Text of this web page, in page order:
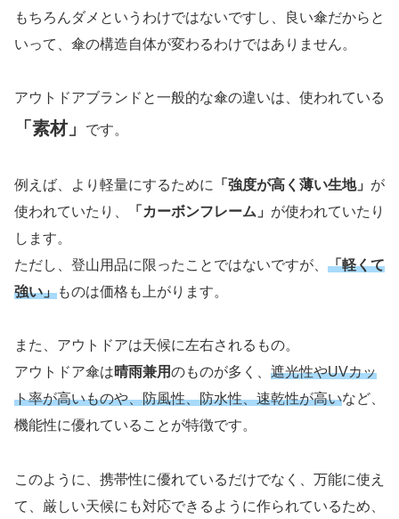
もちろんダメというわけではないですし、良い傘だからと
いって、傘の構造自体が変わるわけではありません。
アウトドアブランドと一般的な傘の違いは、使われている
「素材」 です。
例えば、より軽量にするために 「強度が高く薄い生地」 が
使われていたり、
「カーボンフレーム」 が使われていたり
します。
ただし、登山用品に限ったことではないですが、 「軽くて
強い」ものは価格も上がります。
また、アウトドアは天候に左右されるもの。
アウトドア傘は晴雨兼用のものが多く、 遮光性やUVカッ
ト率が高いものや、防風性、防水性、速乾性が高いなど、
機能性に優れていることが特徴です。
このように、携帯性に優れているだけでなく、万能に使え
て、厳しい天候にも対応できるように作られているため、